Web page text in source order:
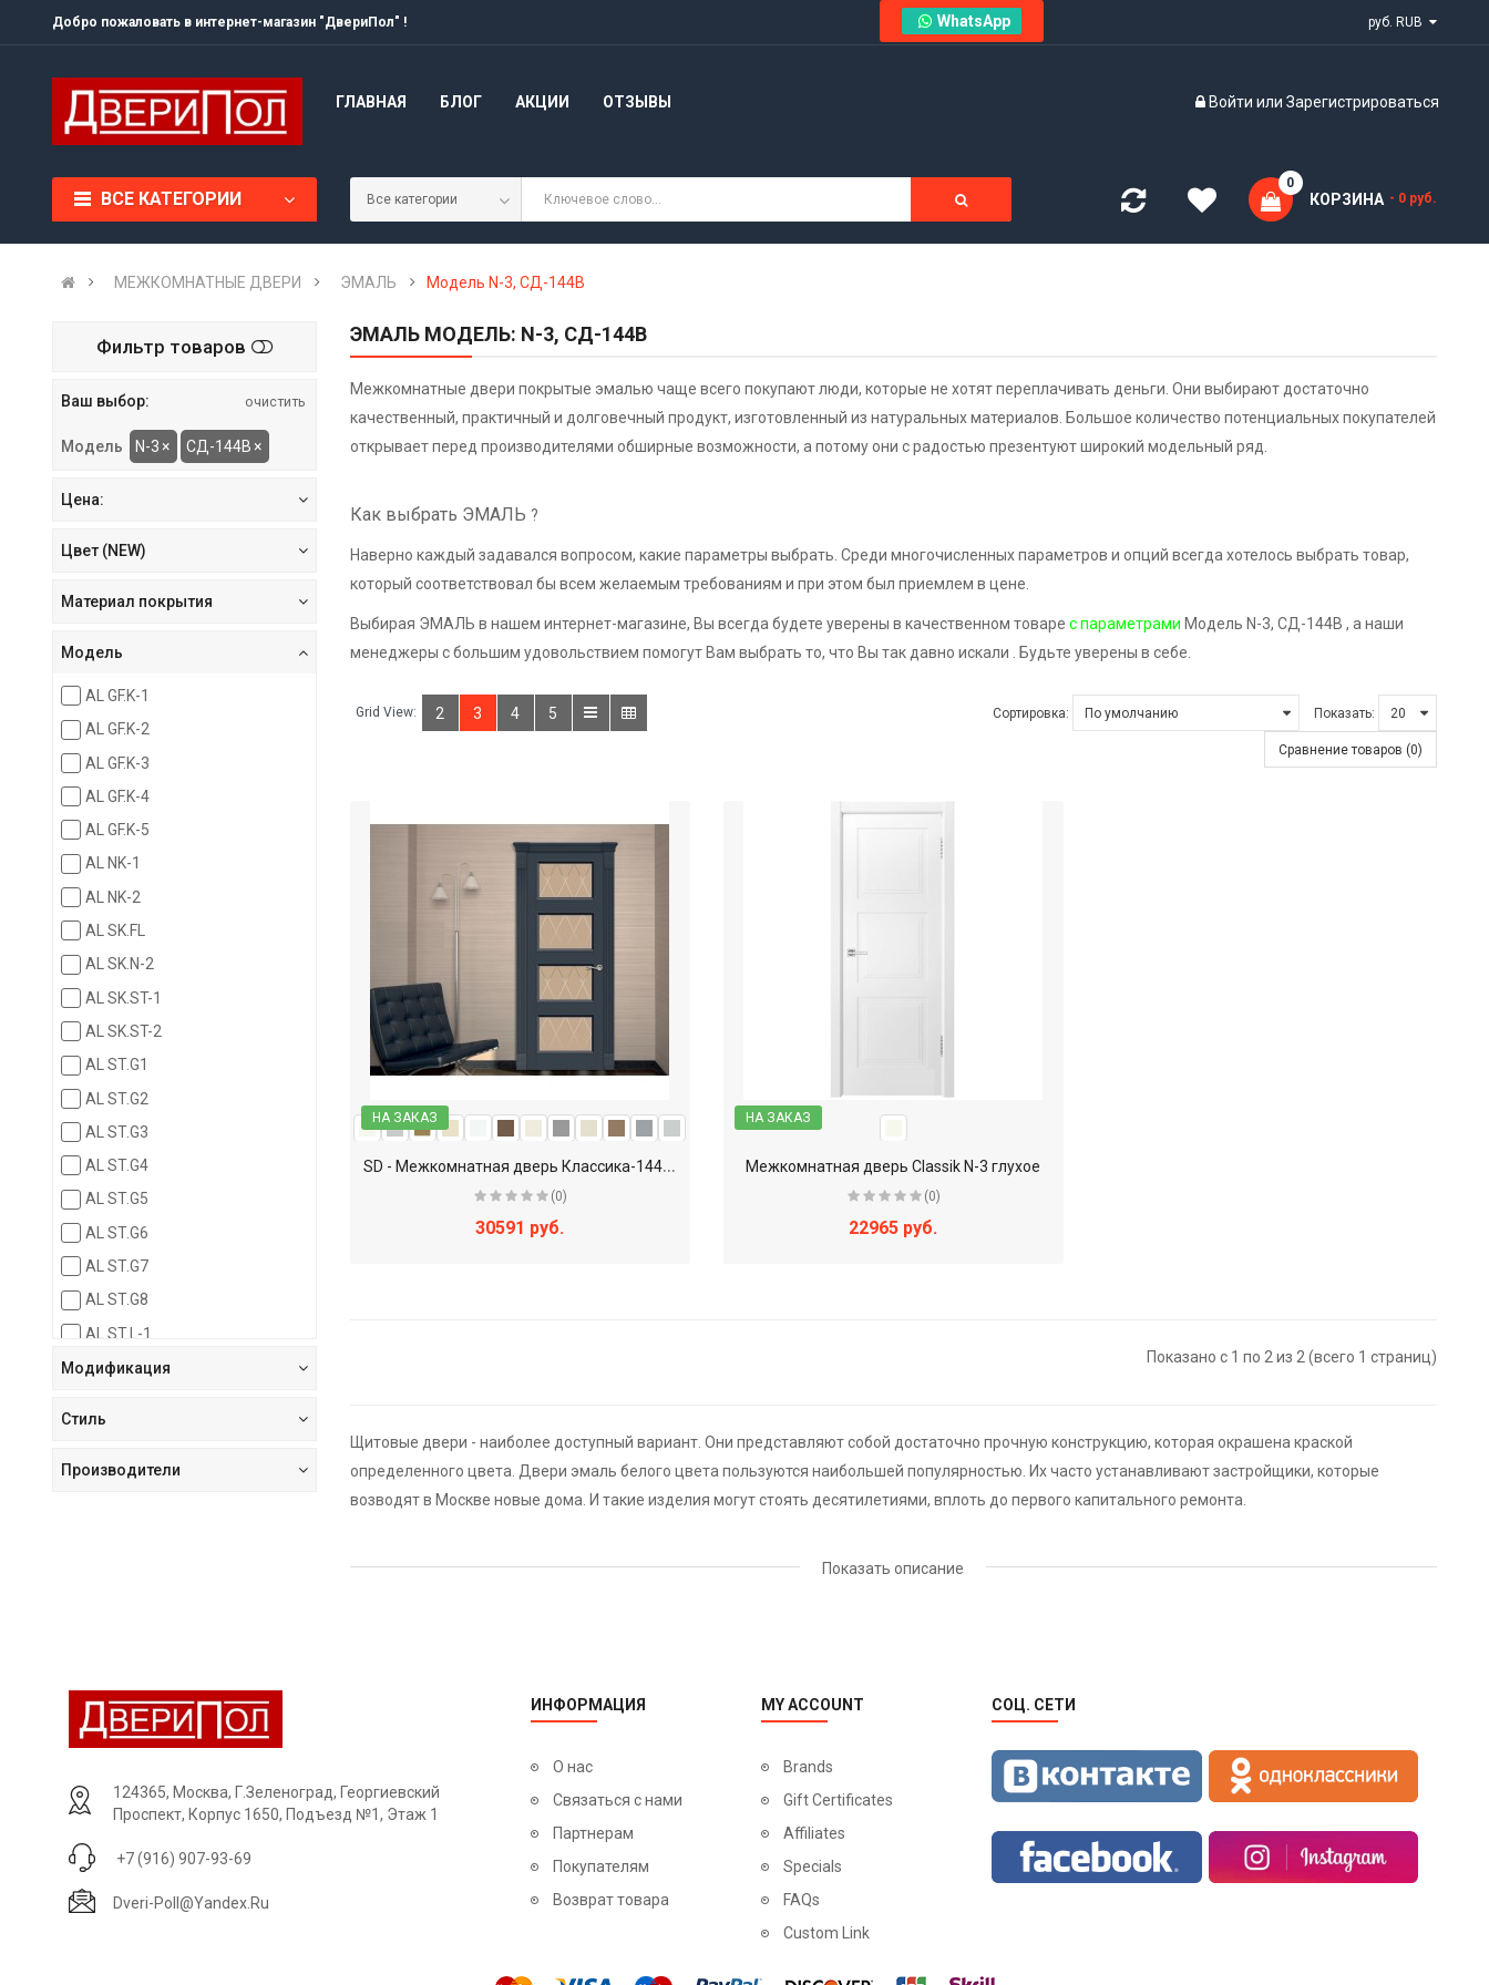
Добро пожаловать в интернет-магазин "ДвериПол" ! WhatsApp
ГЛАВНАЯ БЛОГ АКЦИИ ОТЗЫВЫ Войти или Зарегистрироваться
ВСЕ КАТЕГОРИИ КОРЗИНА
0
- 0 руб.
МЕЖКОМНАТНЫЕ ДВЕРИ ЭМАЛЬ Модель N-3, СД-144В
Фильтр товаров
Ваш выбор: очистить
Модель N-3× СД-144В×
Цена:
Цвет (NEW)
Материал покрытия
Модель
AL GF.K-1
AL GF.K-2
AL GF.K-3
AL GF.K-4
AL GF.K-5
AL NK-1
AL NK-2
AL SK.FL
AL SK.N-2
AL SK.ST-1
AL SK.ST-2
AL ST.G1
AL ST.G2
AL ST.G3
AL ST.G4
AL ST.G5
AL ST.G6
AL ST.G7
AL ST.G8
AL ST.L-1
AL ST.L-2
GR-2
N-1
N-2
PR-1
SD.V-V1
SD.V-V2
Модификация
Стиль
Производители
ЭМАЛЬ МОДЕЛЬ: N-3, СД-144В
Межкомнатные двери покрытые эмалью чаще всего покупают люди, которые не хотят переплачивать деньги. Они выбирают достаточно
качественный, практичный и долговечный продукт, изготовленный из натуральных материалов. Большое количество потенциальных покупателей
открывает перед производителями обширные возможности, а потому они с радостью презентуют широкий модельный ряд.
Как выбрать ЭМАЛЬ ?
Наверно каждый задавался вопросом, какие параметры выбрать. Среди многочисленных параметров и опций всегда хотелось выбрать товар,
который соответствовал бы всем желаемым требованиям и при этом был приемлем в цене.
Выбирая ЭМАЛЬ в нашем интернет-магазине, Вы всегда будете уверены в качественном товаре с параметрами Модель N-3, СД-144В , а наши
менеджеры с большим удовольствием помогут Вам выбрать то, что Вы так давно искали . Будьте уверены в себе.
Grid View: 2 3 4 5 Сортировка: Показать:
Сравнение товаров (0)
НА ЗАКАЗ
S
D - Межкомнатная дверь Классика-144В (V-V4)
(0)
30591 руб.
НА ЗАКАЗ
Межкомнатная дверь Classik N-3 глухое
(0)
22965 руб.
Показано с 1 по 2 из 2 (всего 1 страниц)
Щитовые двери - наиболее доступный вариант. Они представляют собой достаточно прочную конструкцию, которая окрашена краской
определенного цвета. Двери эмаль белого цвета пользуются наибольшей популярностью. Их часто устанавливают застройщики, которые
возводят в Москве новые дома. И такие изделия могут стоять десятилетиями, вплоть до первого капитального ремонта.
- в офисных помещениях,
- в квартирах, которые оформлены в светлых тонах,
- в государственных учреждениях,
- в медицинских клиниках и диагностических центрах.
Окрашенная краской поверхность великолепно поддается как очистке, так и дезинфекции. А потому межкомнатные белые двери эмаль
пользуются такой популярностью в обычных больницах.
Показать описание
124365, Москва, Г.Зеленоград, Георгиевский
Проспект, Корпус 1650, Подъезд №1, Этаж 1
+7 (916) 907-93-69
Dveri-Poll@yandex.ru
ИНФОРМАЦИЯ
О нас
Связаться с нами
Партнерам
Покупателям
Возврат товара
MY ACCOUNT
Brands
Gift Certificates
Affiliates
Specials
FAQs
Custom Link
СОЦ. СЕТИ